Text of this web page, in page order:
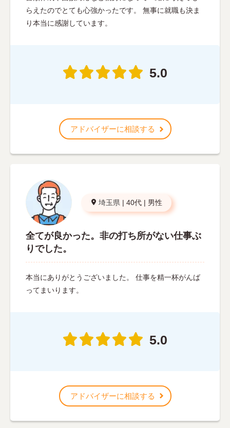
らえたのでとても心強かったです。 無事に就職も決ま
り本当に感謝しています。
5.0
アドバイザーに相談する
埼玉県 | 40代 | 男性
全てが良かった。非の打ち所がない仕事ぶ
りでした。
本当にありがとうございました。 仕事を精一杯がんば
ってまいります。
5.0
アドバイザーに相談する